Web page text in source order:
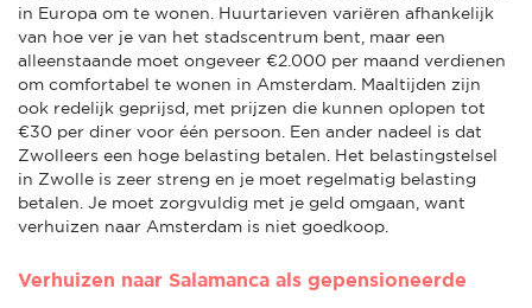
in Europa om te wonen. Huurtarieven variëren afhankelijk
van hoe ver je van het stadscentrum bent, maar een
alleenstaande moet ongeveer €2.000 per maand verdienen
om comfortabel te wonen in Amsterdam. Maaltijden zijn
ook redelijk geprijsd, met prijzen die kunnen oplopen tot
€30 per diner voor één persoon. Een ander nadeel is dat
Zwolleers een hoge belasting betalen. Het belastingstelsel
in Zwolle is zeer streng en je moet regelmatig belasting
betalen. Je moet zorgvuldig met je geld omgaan, want
verhuizen naar Amsterdam is niet goedkoop.
Verhuizen naar Salamanca als gepensioneerde